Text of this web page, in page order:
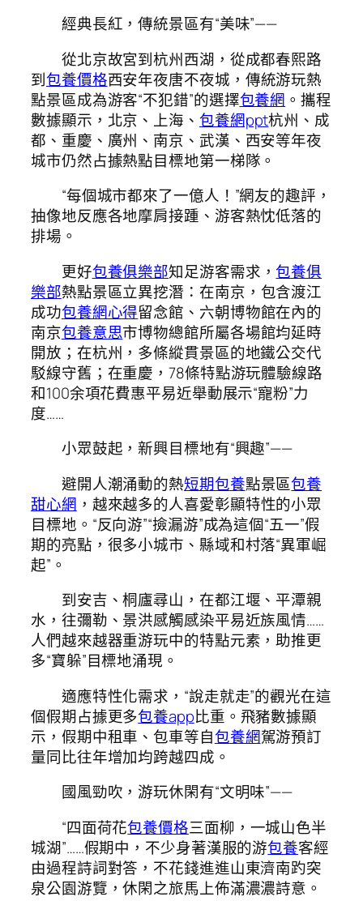
經典長紅，傳統景區有“美味”——
從北京故宮到杭州西湖，從成都春熙路
到包養價格西安年夜唐不夜城，傳統游玩熱
點景區成為游客“不犯錯”的選擇包養網 。攜程
數據顯示，北京、上海、 包養網ppt杭州、成
都、重慶、廣州、南京、武漢、西安等年夜
城市仍然占據熱點目標地第一梯隊。
“每個城市都來了一億人！”網友的趣評，
抽像地反應各地摩肩接踵、游客熱忱低落的
排場。
更好包養俱樂部知足游客需求，包養俱
樂部熱點景區立異挖潛：在南京，包含渡江
成功包養網心得留念館、六朝博物館在內的
南京包養意思市博物總館所屬各場館均延時
開放；在杭州，多條縱貫景區的地鐵公交代
駁線守舊；在重慶，78條特點游玩體驗線路
和100余項花費惠平易近舉動展示“寵粉”力
度……
小眾鼓起，新興目標地有“興趣”——
避開人潮涌動的熱短期包養點景區包養
甜心網 ，越來越多的人喜愛彰顯特性的小眾
目標地。“反向游”“撿漏游”成為這個“五一”假
期的亮點，很多小城市、縣域和村落“異軍崛
起”。
到安吉、桐廬尋山，在都江堰、平潭親
水，往彌勒、景洪感觸感染平易近族風情……
人們越來越器重游玩中的特點元素，助推更
多“寶躲”目標地涌現。
適應特性化需求，“說走就走”的觀光在這
個假期占據更多包養app比重。飛豬數據顯
示，假期中租車、包車等自包養網駕游預訂
量同比往年增加均跨越四成。
國風勁吹，游玩休閑有“文明味”——
“四面荷花包養價格三面柳，一城山色半
城湖”……假期中，不少身著漢服的游包養客經
由過程詩詞對答，不花錢進進山東濟南趵突
泉公園游覽，休閑之旅馬上佈滿濃濃詩意。